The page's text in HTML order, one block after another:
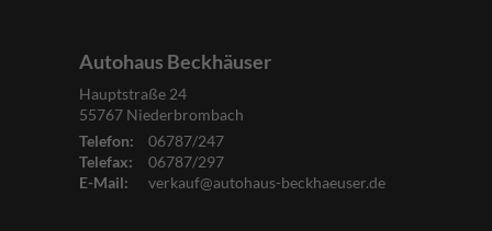
Autohaus Beckhäuser
Hauptstraße 24
55767 Niederbrombach
Telefon:
06787/247
Telefax:
06787/297
E-Mail:
verkauf@autohaus-beckhaeuser.de